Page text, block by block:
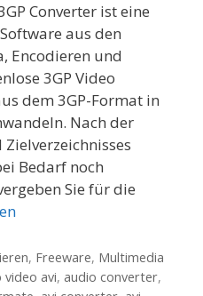
Converter ist eine
aus den
Encodieren und
3GP Video
dem 3GP-Format in
Nach der
Bedarf noch
Sie für die
, Freeware, Multimedia
video avi, audio converter,